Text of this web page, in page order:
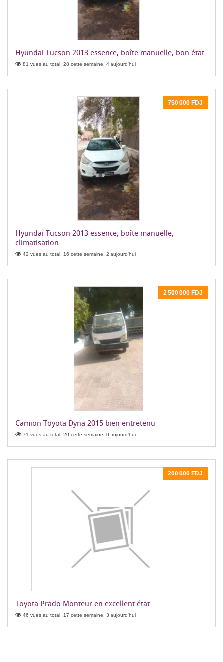
Hyundai Tucson 2013 essence, boîte manuelle, bon état
81 vues au total, 28 cette semaine, 4 aujourd'hui
750 000 FDJ
Hyundai Tucson 2013 essence, boîte manuelle,
climatisation
42 vues au total, 16 cette semaine, 2 aujourd'hui
2 500 000 FDJ
Camion Toyota Dyna 2015 bien entretenu
71 vues au total, 20 cette semaine, 0 aujourd'hui
200 000 FDJ
Toyota Prado Monteur en excellent état
46 vues au total, 17 cette semaine, 3 aujourd'hui